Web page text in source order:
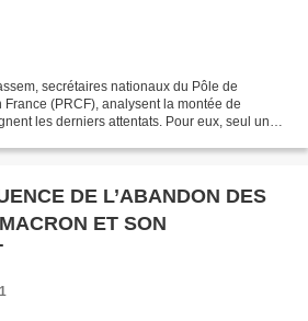
secrétaires nationaux du Pôle de
(PRCF), analysent la montée de
les derniers attentats. Pour eux, seul un
DE L’ABANDON DES
ET SON